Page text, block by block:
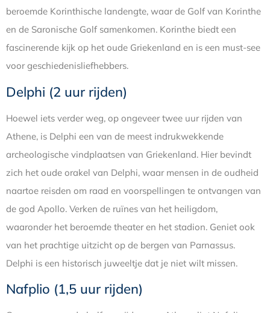
beroemde Korinthische landengte, waar de Golf van Korinthe
en de Saronische Golf samenkomen. Korinthe biedt een
fascinerende kijk op het oude Griekenland en is een must-see
voor geschiedenisliefhebbers.
Delphi (2 uur rijden)
Hoewel iets verder weg, op ongeveer twee uur rijden van
Athene, is Delphi een van de meest indrukwekkende
archeologische vindplaatsen van Griekenland. Hier bevindt
zich het oude orakel van Delphi, waar mensen in de oudheid
naartoe reisden om raad en voorspellingen te ontvangen van
de god Apollo. Verken de ruïnes van het heiligdom,
waaronder het beroemde theater en het stadion. Geniet ook
van het prachtige uitzicht op de bergen van Parnassus.
Delphi is een historisch juweeltje dat je niet wilt missen.
Nafplio (1,5 uur rijden)